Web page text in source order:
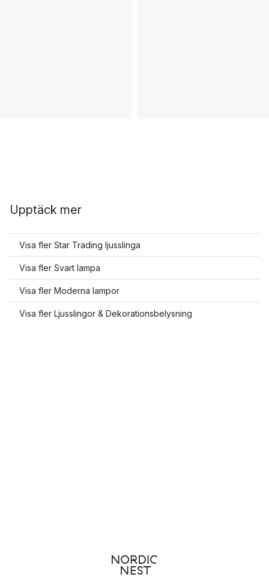
Upptäck mer
Visa fler Star Trading ljusslinga
Visa fler Svart lampa
Visa fler Moderna lampor
Visa fler Ljusslingor & Dekorationsbelysning